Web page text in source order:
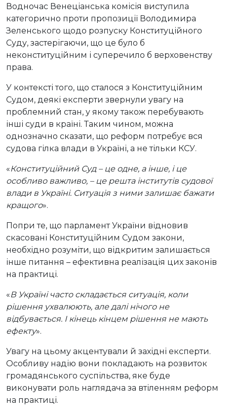
Водночас Венеціанська комісія виступила
категорично проти пропозиції Володимира
Зеленського щодо розпуску Конституційного
Суду, застерігаючи, що це було б
неконституційним і суперечило б верховенству
права.
У контексті того, що сталося з Конституційним
Судом, деякі експерти звернули увагу на
проблемний стан, у якому також перебувають
інші суди в країні. Таким чином, можна
однозначно сказати, що реформ потребує вся
судова гілка влади в Україні, а не тільки КСУ.
«Конституційний Суд – це одне, а інше, і це
особливо важливо, – це решта інститутів судової
влади в Україні. Ситуація з ними залишає бажати
кращого».
Попри те, що парламент України відновив
скасовані Конституційним Судом закони,
необхідно розуміти, що відкритим залишається
інше питання – ефективна реалізація цих законів
на практиці.
«В Україні часто складається ситуація, коли
рішення ухвалюють, але далі нічого не
відбувається. І кінець кінцем рішення не мають
ефекту».
Увагу на цьому акцентували й західні експерти.
Особливу надію вони покладають на розвиток
громадянського суспільства, яке буде
виконувати роль наглядача за втіленням реформ
на практиці.